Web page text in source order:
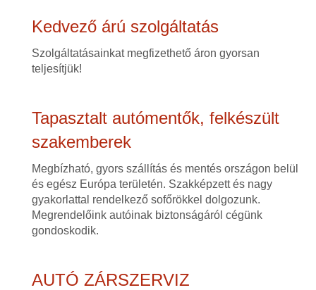
Kedvező árú szolgáltatás
Szolgáltatásainkat megfizethető áron gyorsan
teljesítjük!
Tapasztalt autómentők, felkészült
szakemberek
Megbízható, gyors szállítás és mentés országon belül
és egész Európa területén. Szakképzett és nagy
gyakorlattal rendelkező sofőrökkel dolgozunk.
Megrendelőink autóinak biztonságáról cégünk
gondoskodik.
AUTÓ ZÁRSZERVIZ